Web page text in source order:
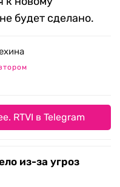
будет сделано.
RTVI в Telegram
из-за угроз